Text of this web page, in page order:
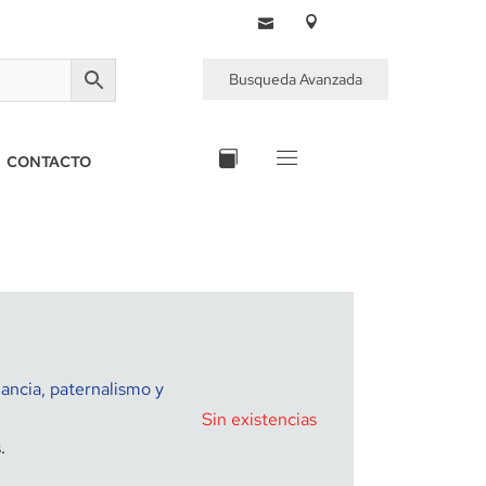
Busqueda Avanzada
CONTACTO
paternalismo y
Sin existencias